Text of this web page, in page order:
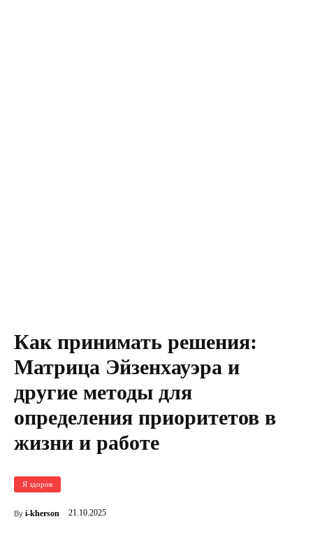
Как принимать решения:
Матрица Эйзенхауэра и
другие методы для
определения приоритетов в
жизни и работе
Я здоров
By i-kherson 21.10.2025